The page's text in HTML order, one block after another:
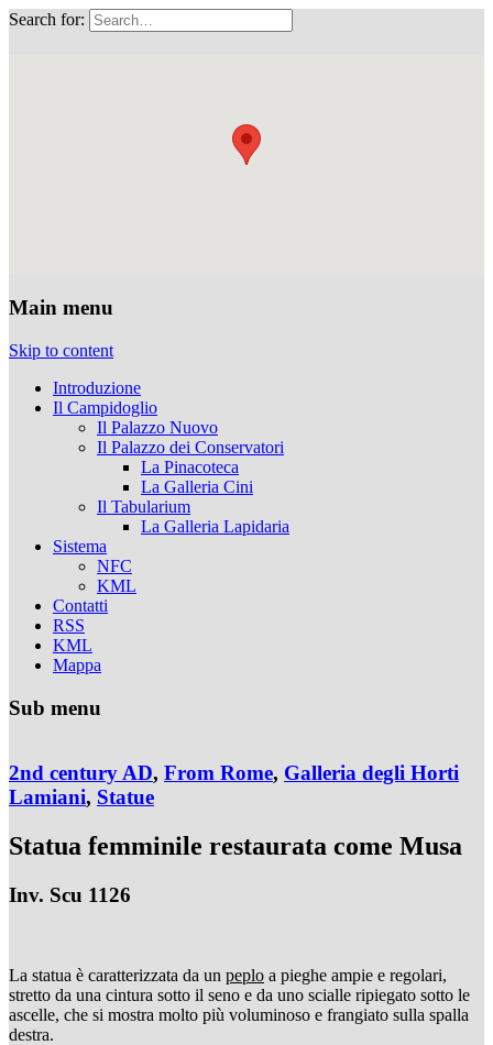
Search for:
Main menu
Skip to content
Introduzione
Il Campidoglio
Il Palazzo Nuovo
Il Palazzo dei Conservatori
La Pinacoteca
La Galleria Cini
Il Tabularium
La Galleria Lapidaria
Sistema
NFC
KML
Contatti
RSS
KML
Mappa
Sub menu
2nd century AD, From Rome, Galleria degli Horti
Lamiani, Statue
Statua femminile restaurata come Musa
Inv. Scu 1126
La statua è caratterizzata da un peplo a pieghe ampie e regolari,
stretto da una cintura sotto il seno e da uno scialle ripiegato sotto le
ascelle, che si mostra molto più voluminoso e frangiato sulla spalla
destra.